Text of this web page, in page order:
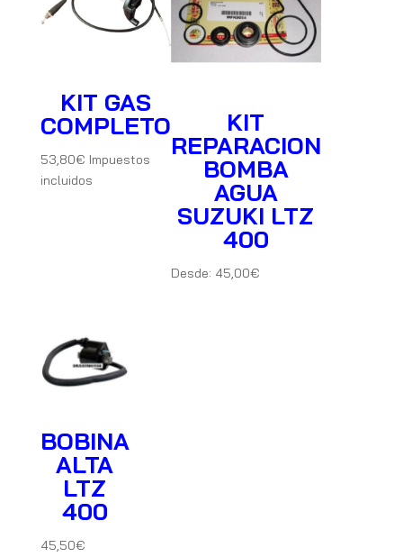
KIT GAS
COMPLETO
53,80€ Impuestos
incluidos
KIT
REPARACION
BOMBA
AGUA
SUZUKI LTZ
400
Desde: 45,00€
BOBINA
ALTA
LTZ
400
45,50€